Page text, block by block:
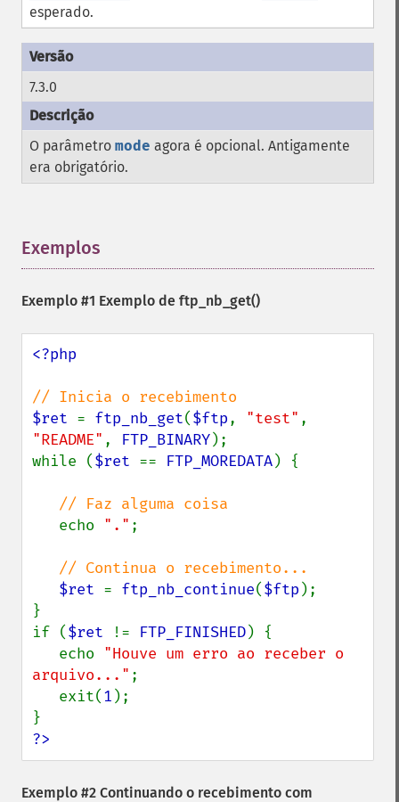
esperado.
7.3.0
O parâmetro mode agora é opcional. Antigamente
era obrigatório.
Exemplos
Exemplo #1 Exemplo de ftp_nb_get()
<?php
$ret = ftp_nb_get($ftp, "test"
"README" , FTP_BINARY);
while ($ret == FTP_MOREDATA) {
// Faz alguma coisa
echo "." ;
// Continua o recebimento...
$ret = ftp_nb_continue($ftp );
}
if ($ret != FTP_FINISHED) {
   echo
"Houve um erro ao receber o
arquivo..." ;
   exit(
1 );
?>
Exemplo #2 Continuando o recebimento com